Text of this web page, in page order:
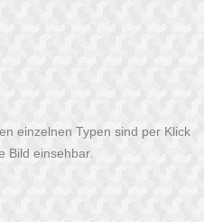
einzelnen Typen sind per Klick
Bild einsehbar.